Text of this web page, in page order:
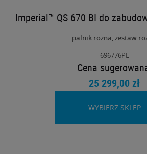
Imperial™ QS 670 BI do
palnik rożna, zestaw
696776PL
Cena
25 299,00 zł
WYBIERZ SKLEP